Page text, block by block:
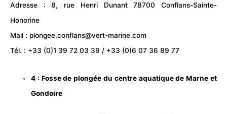
Adresse : 8, rue Henri Dunant 78700 Conflans-Sainte-
Honorine
Mail : plongee.conflans@vert-marine.com
Tél. : +33 (0)1 39 72 03 39 / +33 (0)6 07 36 89 77
4 : Fosse de plongée du centre aquatique de Marne et
Gondoire